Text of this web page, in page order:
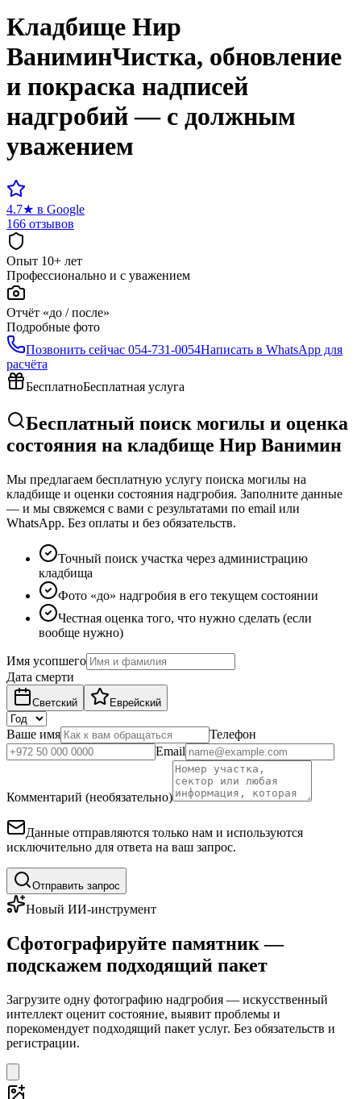
Кладбище Нир
ВаниминЧистка, обновление
и покраска надписей
надгробий — с должным
уважением
4.7★ в Google
166 отзывов
Опыт 10+ лет
Профессионально и с уважением
Отчёт «до / после»
Подробные фото
Позвонить сейчас 054-731-0054Написать в WhatsApp для
расчёта
БесплатноБесплатная услуга
Бесплатный поиск могилы и оценка
состояния на кладбище Нир Ванимин
Мы предлагаем бесплатную услугу поиска могилы на
кладбище и оценки состояния надгробия. Заполните данные
— и мы свяжемся с вами с результатами по email или
WhatsApp. Без оплаты и без обязательств.
Точный поиск участка через администрацию
кладбища
Фото «до» надгробия в его текущем состоянии
Честная оценка того, что нужно сделать (если
вообще нужно)
Имя усопшего
Дата смерти
Светский Еврейский
Ваше имя
Телефон
Email
Комментарий (необязательно)
Данные отправляются только нам и используются
исключительно для ответа на ваш запрос.
Отправить запрос
Новый ИИ-инструмент
Сфотографируйте памятник —
подскажем подходящий пакет
Загрузите одну фотографию надгробия — искусственный
интеллект оценит состояние, выявит проблемы и
порекомендует подходящий пакет услуг. Без обязательств и
регистрации.